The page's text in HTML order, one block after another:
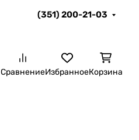
(351) 200-21-03
СравнениеИзбранноеКорзина